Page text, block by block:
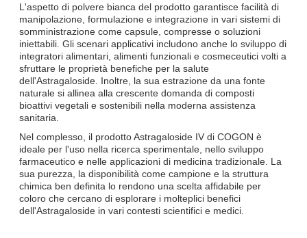
L'aspetto di polvere bianca del prodotto garantisce facilità di
manipolazione, formulazione e integrazione in vari sistemi di
somministrazione come capsule, compresse o soluzioni
iniettabili. Gli scenari applicativi includono anche lo sviluppo di
integratori alimentari, alimenti funzionali e cosmeceutici volti a
sfruttare le proprietà benefiche per la salute
dell'Astragaloside. Inoltre, la sua estrazione da una fonte
naturale si allinea alla crescente domanda di composti
bioattivi vegetali e sostenibili nella moderna assistenza
sanitaria.
Nel complesso, il prodotto Astragaloside IV di COGON è
ideale per l'uso nella ricerca sperimentale, nello sviluppo
farmaceutico e nelle applicazioni di medicina tradizionale. La
sua purezza, la disponibilità come campione e la struttura
chimica ben definita lo rendono una scelta affidabile per
coloro che cercano di esplorare i molteplici benefici
dell'Astragaloside in vari contesti scientifici e medici.